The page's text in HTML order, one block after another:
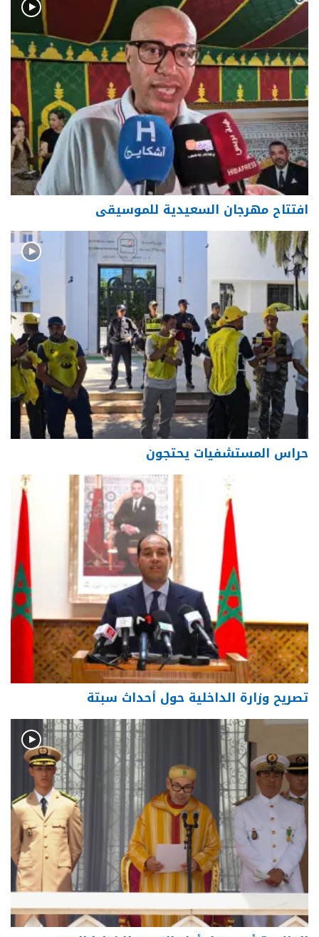
افتتاح مهرجان السعيدية للموسيقى
حراس المستشفيات يحتجون
تصريح وزارة الداخلية حول أحداث سبتة